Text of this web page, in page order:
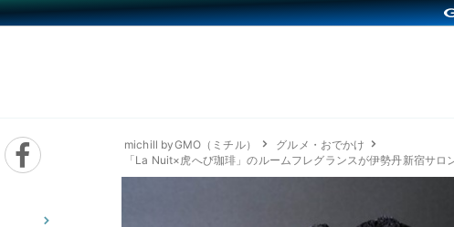
michill byGMO（ミチル）
グルメ・おでかけ
「La Nuit×虎へび珈琲」のルームフレグランスが伊勢丹新宿サロ